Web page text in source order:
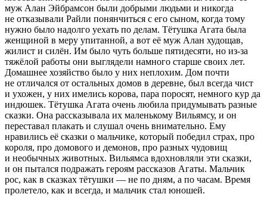
муж Алан Эйбрамсон были добрыми людьми и никогда
не отказывали Райли понянчиться с его сыном, когда тому
нужно было надолго уехать по делам. Тётушка Агата была
женщиной в меру упитанной, а вот её муж Алан худощав,
жилист и силён. Им было чуть больше пятидесяти, но из-за
тяжёлой работы они выглядели намного старше своих лет.
Домашнее хозяйство было у них неплохим. Дом почти
не отличался от остальных домов в деревне, был всегда чист
и ухожен, у них имелись корова, пара поросят, немного кур да
индюшек. Тётушка Агата очень любила придумывать разные
сказки. Она рассказывала их маленькому Вильямсу, и он
переставал плакать и слушал очень внимательно. Ему
нравились её сказки о мальчике, который победил страх, про
короля, про домового и демонов, про разных чудовищ
и необычных животных. Вильямса вдохновляли эти сказки,
и он пытался подражать героям рассказов Агаты. Мальчик
рос, как в сказках тётушки — не по дням, а по часам. Время
пролетело, как и всегда, и мальчик стал юношей.